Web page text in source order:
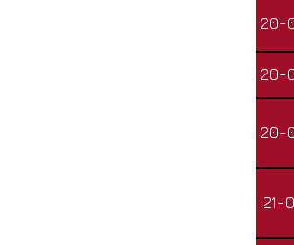
20-
20-
20-
21-